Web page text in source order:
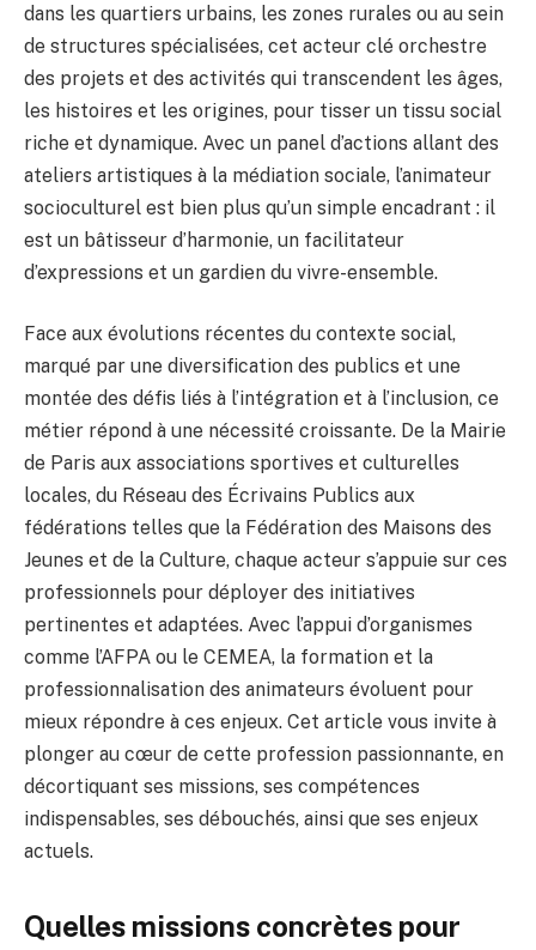
dans les quartiers urbains, les zones rurales ou au sein
de structures spécialisées, cet acteur clé orchestre
des projets et des activités qui transcendent les âges,
les histoires et les origines, pour tisser un tissu social
riche et dynamique. Avec un panel d’actions allant des
ateliers artistiques à la médiation sociale, l’animateur
socioculturel est bien plus qu’un simple encadrant : il
est un bâtisseur d’harmonie, un facilitateur
d’expressions et un gardien du vivre-ensemble.
Face aux évolutions récentes du contexte social,
marqué par une diversification des publics et une
montée des défis liés à l’intégration et à l’inclusion, ce
métier répond à une nécessité croissante. De la Mairie
de Paris aux associations sportives et culturelles
locales, du Réseau des Écrivains Publics aux
fédérations telles que la Fédération des Maisons des
Jeunes et de la Culture, chaque acteur s’appuie sur ces
professionnels pour déployer des initiatives
pertinentes et adaptées. Avec l’appui d’organismes
comme l’AFPA ou le CEMEA, la formation et la
professionnalisation des animateurs évoluent pour
mieux répondre à ces enjeux. Cet article vous invite à
plonger au cœur de cette profession passionnante, en
décortiquant ses missions, ses compétences
indispensables, ses débouchés, ainsi que ses enjeux
actuels.
Quelles missions concrètes pour